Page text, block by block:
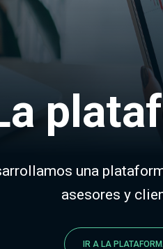
una
asesores y
IR A LA